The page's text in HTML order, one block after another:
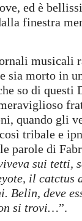
ed è
finestra
musicali
sia morto in
so di questi
quando gli
tribale e
parole di
sui tetti,
il catctus
Belin, deve
si trovi…”.